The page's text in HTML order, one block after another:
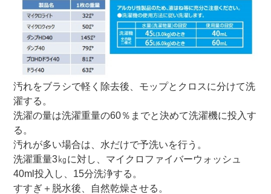
汚れをブラシで軽く除去後、モップとクロスに分けて洗
濯する。
洗濯の量は洗濯重量の60％までと決めて洗濯機に投入す
る。
汚れが多い場合は、水だけで予洗いを行う。
洗濯重量3㎏に対し、マイクロファイバーウォッシュ
40ml投入し、15分洗浄する。
すすぎ＋脱水後、自然乾燥させる。